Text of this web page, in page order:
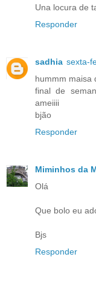
Una locura de
Responder
sadhia sexta-
hummm maisa
final de
ameiiii
bjão
Responder
Miminhos da
Olá
Que bolo eu
Bjs
Responder